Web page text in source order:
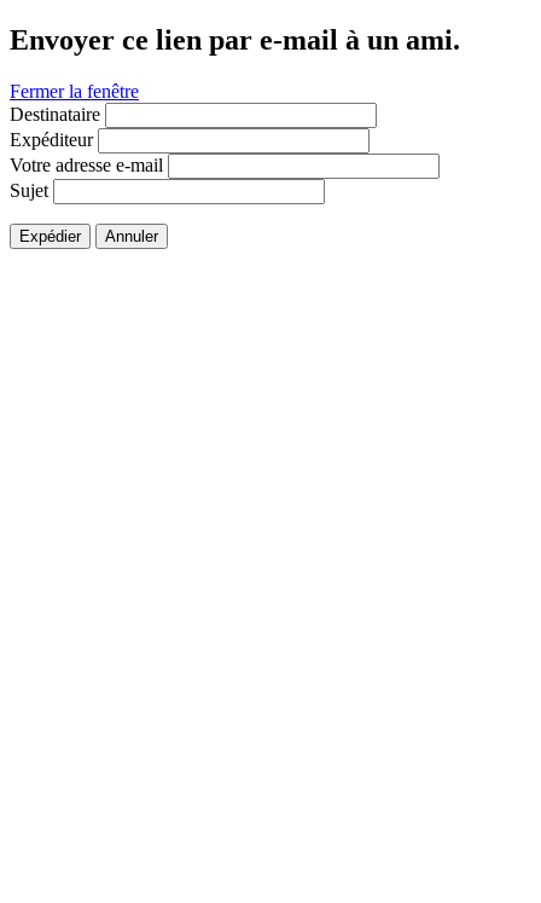
Envoyer ce lien par e-mail à un ami.
Fermer la fenêtre
Destinataire
Expéditeur
Votre adresse e-mail
Sujet
Expédier Annuler